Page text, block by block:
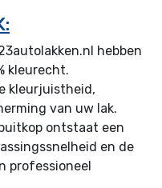
hebben
kleurecht.
kleurjuistheid,
van uw lak.
ontstaat een
en de
professioneel